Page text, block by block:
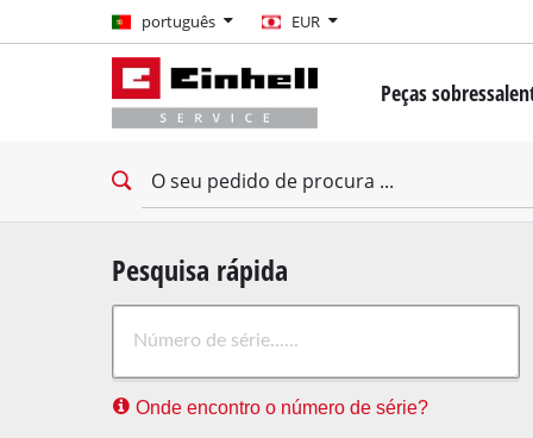
português
português EUR
EUR
GBP
CZK
Peças
Mini-chave de
Berbequim de
Aparafusadoras
Martelos
Martelo de
Pesquisa rápida
Onde encontro o número de série?